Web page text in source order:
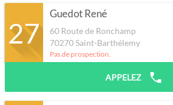
27
Guedot René
60 Route de Ronchamp
70270Saint-Barthélemy
Pas de prospection.
APPELEZ